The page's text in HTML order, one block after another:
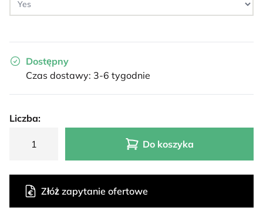
Dostępny
Czas dostawy: 3-6 tygodnie
Liczba:
Do koszyka
Złóż zapytanie ofertowe